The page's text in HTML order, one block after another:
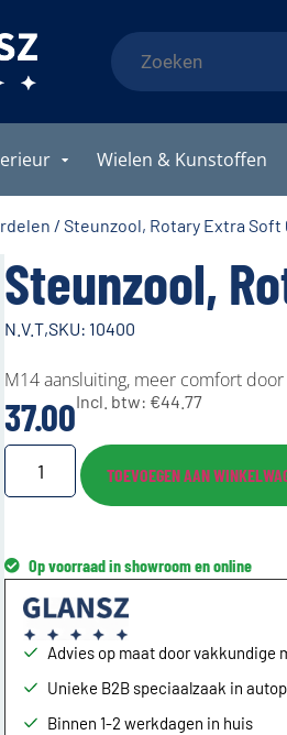
Wielen & Kunstoffen
/ Steunzool, Rotary Extra Soft
Steunzool,
N.V.T,SKU: 10400
M14 aansluiting, meer comfort
37.00Incl. btw: €44.77
TOEVOEGEN AAN
Op voorraad in showroom en online
Advies op maat door vakkundige
Unieke B2B speciaalzaak in
Binnen 1-2 werkdagen in huis